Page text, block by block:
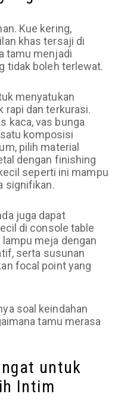
Kue kering,
khas tersaji di
tamu menjadi
tidak boleh terlewat.
menyatukan
rapi dan terkurasi.
kaca, vas bunga
komposisi
pilih material
dengan finishing
seperti ini mampu
signifikan.
juga dapat
di console table
meja dengan
serta susunan
focal point yang
soal keindahan
tamu merasa
untuk
Intim